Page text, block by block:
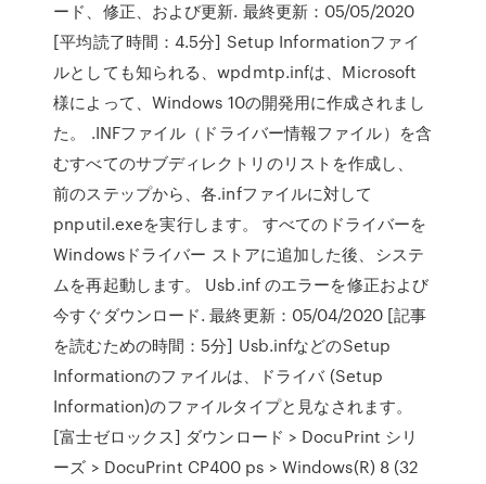
ード、修正、および更新. 最終更新：05/05/2020
[平均読了時間：4.5分] Setup Informationファイ
ルとしても知られる、wpdmtp.infは、Microsoft
様によって、Windows 10の開発用に作成されまし
た。 .INFファイル（ドライバー情報ファイル）を含
むすべてのサブディレクトリのリストを作成し、
前のステップから、各.infファイルに対して
pnputil.exeを実行します。 すべてのドライバーを
Windowsドライバー ストアに追加した後、システ
ムを再起動します。 Usb.inf のエラーを修正および
今すぐダウンロード. 最終更新：05/04/2020 [記事
を読むための時間：5分] Usb.infなどのSetup
Informationのファイルは、ドライバ (Setup
Information)のファイルタイプと見なされます。
[富士ゼロックス] ダウンロード > DocuPrint シリ
ーズ > DocuPrint CP400 ps > Windows(R) 8 (32